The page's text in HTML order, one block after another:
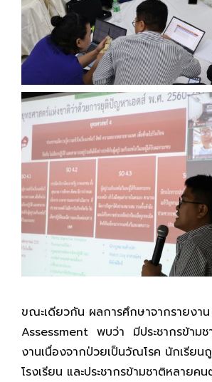
ขณะเดียวกัน ผลการศึกษาจากรายงาน
Assessment พบว่า มีประชากรข้าม
งานเนื่องจากป่วยเป็นวัณโรค นักเรีย
โรงเรียน และประชากรข้ามชาติหลาย